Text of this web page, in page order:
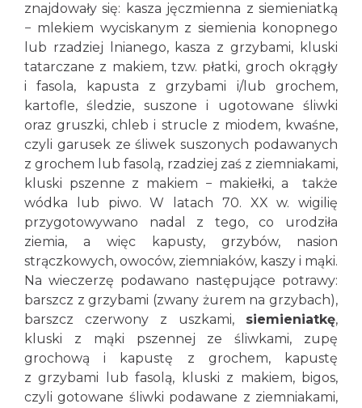
znajdowały się: kasza jęczmienna z siemieniatką
− mlekiem wyciskanym z siemienia konopnego
lub rzadziej lnianego, kasza z grzybami, kluski
tatarczane z makiem, tzw. płatki, groch okrągły
i fasola, kapusta z grzybami i/lub grochem,
kartofle, śledzie, suszone i ugotowane śliwki
oraz gruszki, chleb i strucle z miodem, kwaśne,
czyli garusek ze śliwek suszonych podawanych
z grochem lub fasolą, rzadziej zaś z ziemniakami,
kluski pszenne z makiem − makiełki, a także
wódka lub piwo. W latach 70. XX w. wigilię
przygotowywano nadal z tego, co urodziła
ziemia, a więc kapusty, grzybów, nasion
strączkowych, owoców, ziemniaków, kaszy i mąki.
Na wieczerzę podawano następujące potrawy:
barszcz z grzybami (zwany żurem na grzybach),
barszcz czerwony z uszkami, siemieniatkę,
kluski z mąki pszennej ze śliwkami, zupę
grochową i kapustę z grochem, kapustę
z grzybami lub fasolą, kluski z makiem, bigos,
czyli gotowane śliwki podawane z ziemniakami,